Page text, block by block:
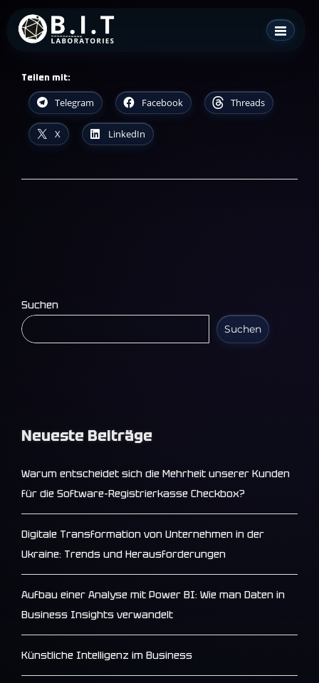
Teilen mit:
Telegram Facebook Threads
X LinkedIn
Suchen
Suchen
Neueste Beiträge
Warum entscheidet sich die Mehrheit unserer Kunden
für die Software-Registrierkasse Checkbox?
Digitale Transformation von Unternehmen in der
Ukraine: Trends und Herausforderungen
Aufbau einer Analyse mit Power BI: Wie man Daten in
Business Insights verwandelt
Künstliche Intelligenz im Business